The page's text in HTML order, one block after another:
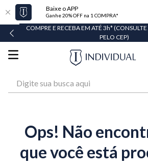
Baixe o APP
Ganhe 20% OFF na 1 COMPRA*
COMPRE E RECEBA EM ATÉ 3h*
PELO CEP)
Ops! Não
que você está